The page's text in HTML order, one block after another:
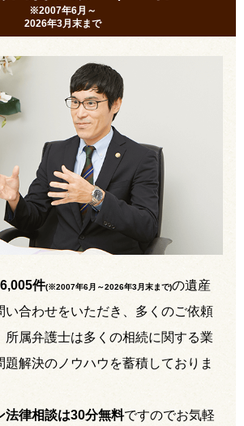
※2007年6月～
2026年3月末まで
件(※2007年6月～2026年3月末まで)の遺産
い合わせをいただき、多くのご依頼
所属弁護士は多くの相続に関する業
題解決のノウハウを蓄積しておりま
法律相談は30分無料ですのでお気軽